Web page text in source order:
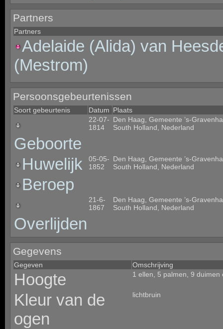
Partners
Partners
Adelaide (Alida) van
(Mestrom)
Persoonsgebeurtenissen
Soort gebeurtenis Datum Plaats
Geboorte
22-07-
1814
Den Haag, Gemeente ’s-
South Holland, Nederland
Huwelijk
05-05-
1852
Den Haag, Gemeente ’s-
South Holland, Nederland
Beroep
Overlijden
21-6-
1867
Den Haag, Gemeente ’s-
South Holland, Nederland
Gegevens
Gegeven Omschrijving
Hoogte 1 ellen, 5 palmen, 9
Kleur van de
ogen
lichtbruin